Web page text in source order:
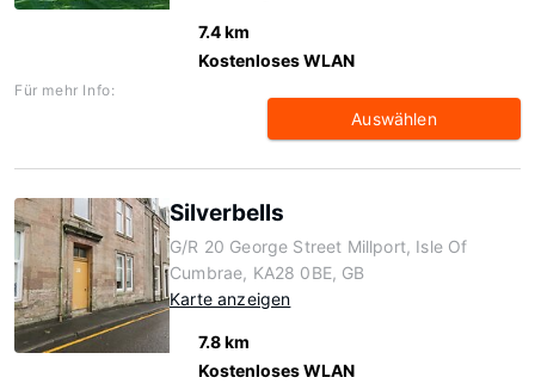
7.4 km
Kostenloses WLAN
Für mehr Info:
Auswählen
Silverbells
G/R 20 George Street Millport, Isle Of
Cumbrae, KA28 0BE, GB
Karte anzeigen
7.8 km
Kostenloses WLAN